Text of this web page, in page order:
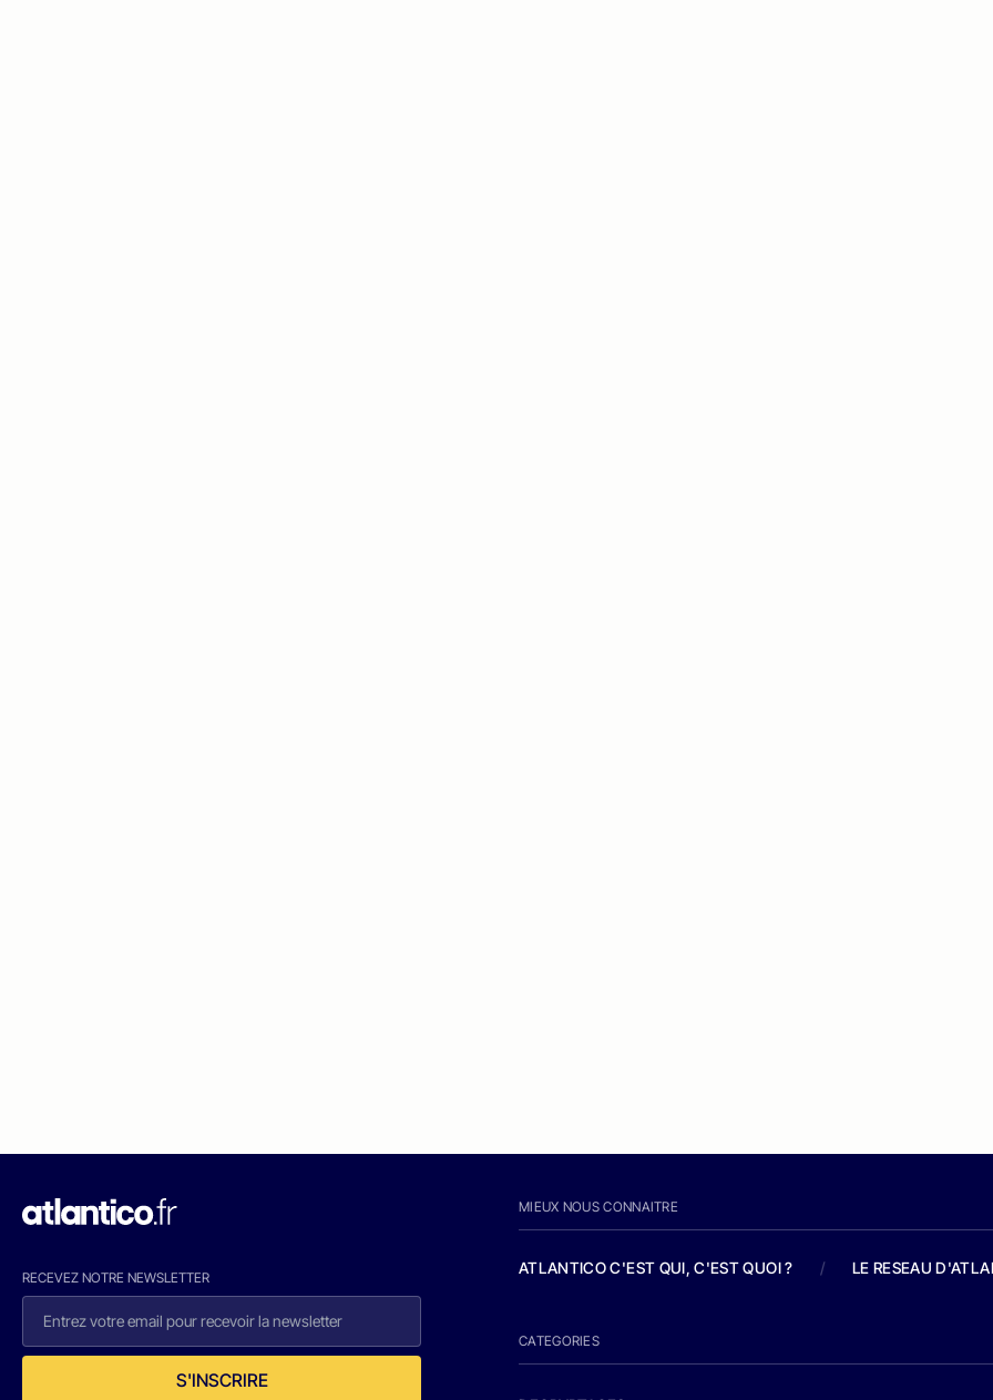
RECEVEZ NOTRE NEWSLETTER
S'INSCRIRE
MIEUX NOUS CONNAITRE
ATLANTICO C'EST QUI, C'EST QUOI ? / LE RESEAU
CATEGORIES